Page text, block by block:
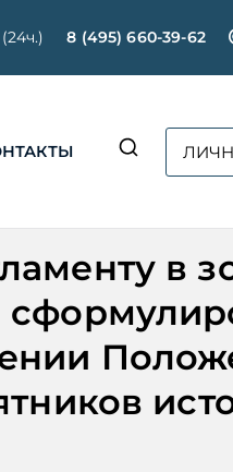
(24ч.)8 (495) 660-39-62
в